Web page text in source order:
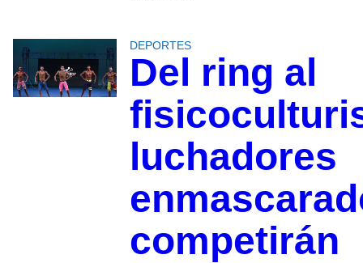
DEPORTES
Del ring al
luchadores
competirán